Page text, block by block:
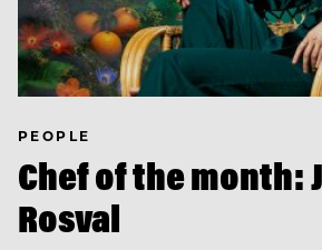
PEOPLE
Chef of the month:
Rosval